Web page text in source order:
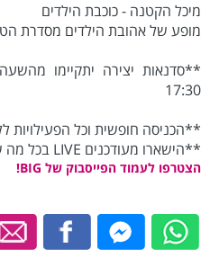
מיכל הקטנה - כוכבת הילדים
מופע של אהובת הילדים מסדרת
17:30
**הכניסה חופשית וכל הפעילויות
**הישארו מעודכנים LIVE בכל מה שקורה במרכזי BIG:
הצטרפו לעמוד הפייסבוק של BIG!